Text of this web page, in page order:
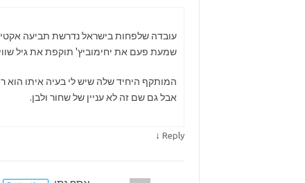
עובדה שלפחות בישראל נדרשת תביעה
שמעת פעם את יחימוביץ' תוקפת את גיל
המותקף היחיד שלה שיש לי בעיה איתו הוא
אבל גם שם זה לא עניין של שחור ולבן.
Reply
↓